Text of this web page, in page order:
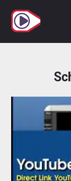
Inhalt
springen